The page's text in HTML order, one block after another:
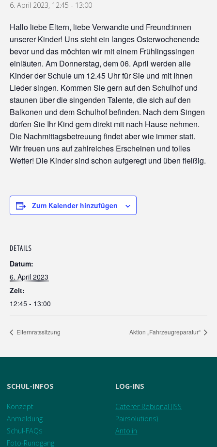
6. April 2023, 12:45 - 13:00
Hallo liebe Eltern, liebe Verwandte und Freund:innen
unserer Kinder! Uns steht ein langes Osterwochenende
bevor und das möchten wir mit einem Frühlingssingen
einläuten. Am Donnerstag, dem 06. April werden alle
Kinder der Schule um 12.45 Uhr für Sie und mit Ihnen
Lieder singen. Kommen Sie gern auf den Schulhof und
staunen über die singenden Talente, die sich auf den
Balkonen und dem Schulhof befinden. Nach dem Singen
dürfen Sie Ihr Kind gern direkt mit nach Hause nehmen.
Die Nachmittagsbetreuung findet aber wie immer statt.
Wir freuen uns auf zahlreiches Erscheinen und tolles
Wetter! Die Kinder sind schon aufgeregt und üben fleißig.
Zum Kalender hinzufügen
DETAILS
Datum:
6. April 2023
Zeit:
12:45 - 13:00
Elternratssitzung Aktion „Fahrzeugreparatur“
SCHUL-INFOS
Konzept
Anmeldung
Schul-FAQs
Foto-Rundgang
LOG-INS
Caterer Rebional (ISS
Pairsolutions)
Antolin